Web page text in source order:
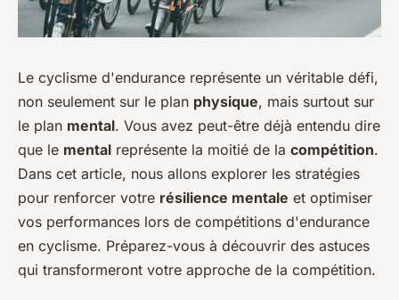
Le cyclisme d'endurance représente un véritable défi,
non seulement sur le plan physique, mais surtout sur
le plan mental. Vous avez peut-être déjà entendu dire
que le mental représente la moitié de la compétition.
Dans cet article, nous allons explorer les stratégies
pour renforcer votre résilience mentale et optimiser
vos performances lors de compétitions d'endurance
en cyclisme. Préparez-vous à découvrir des astuces
qui transformeront votre approche de la compétition.